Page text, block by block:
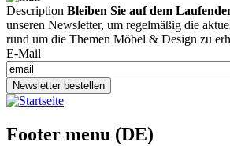
Description Bleiben Sie auf dem
unseren Newsletter, um regelmäßig die
rund um die Themen Möbel & Design zu
E-Mail
Newsletter bestellen
Footer menu (DE)